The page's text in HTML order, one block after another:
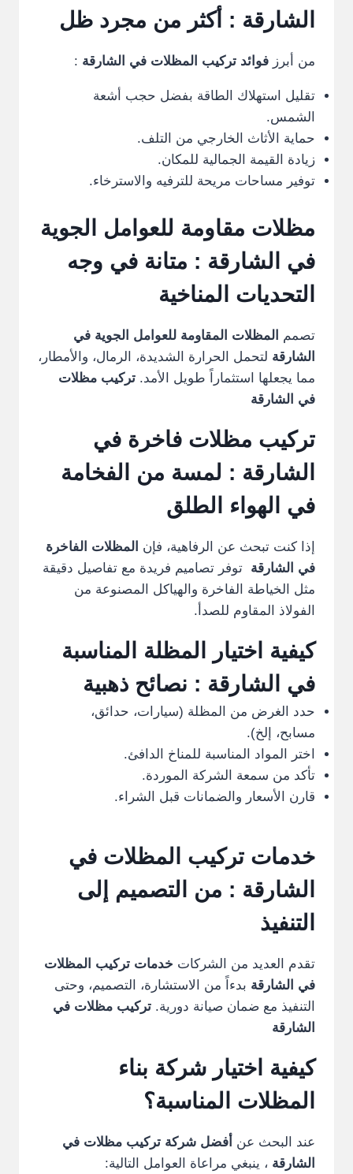
الشارقة : أكثر من مجرد ظل
من أبرز فوائد تركيب المظلات في الشارقة :
تقليل استهلاك الطاقة بفضل حجب أشعة
الشمس.
حماية الأثاث الخارجي من التلف.
زيادة القيمة الجمالية للمكان.
توفير مساحات مريحة للترفيه والاسترخاء.
مظلات مقاومة للعوامل الجوية
في الشارقة : متانة في وجه
التحديات المناخية
تصمم
المظلات المقاومة للعوامل الجوية في
الشارقة لتحمل الحرارة الشديدة، الرمال، والأمطار،
مما يجعلها استثماراً طويل الأمد. تركيب مظلات
في الشارقة
تركيب مظلات فاخرة في
الشارقة : لمسة من الفخامة
في الهواء الطلق
إذا كنت تبحث عن الرفاهية، فإن المظلات الفاخرة
في الشارقة توفر تصاميم فريدة مع تفاصيل دقيقة
مثل الخياطة الفاخرة والهياكل المصنوعة من
الفولاذ المقاوم للصدأ.
كيفية اختيار المظلة المناسبة
في الشارقة : نصائح ذهبية
حدد الغرض من المظلة (سيارات، حدائق،
مسابح، إلخ).
اختر المواد المناسبة للمناخ الدافئ.
تأكد من سمعة الشركة الموردة.
قارن الأسعار والضمانات قبل الشراء.
خدمات تركيب المظلات في
الشارقة : من التصميم إلى
التنفيذ
تقدم العديد من الشركات خدمات تركيب المظلات
في الشارقة بدءاً من الاستشارة، التصميم، وحتى
التنفيذ مع ضمان صيانة دورية. تركيب مظلات في
الشارقة
كيفية اختيار شركة بناء
المظلات المناسبة؟
عند البحث عن أفضل شركة تركيب مظلات في
الشارقة ، ينبغي مراعاة العوامل التالية: